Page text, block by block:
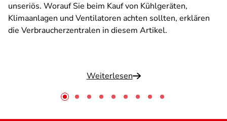
unseriös. Worauf Sie beim Kauf von Kühlgeräten,
Klimaanlagen und Ventilatoren achten sollten, erklären
die Verbraucherzentralen in diesem Artikel.
Weiterlesen